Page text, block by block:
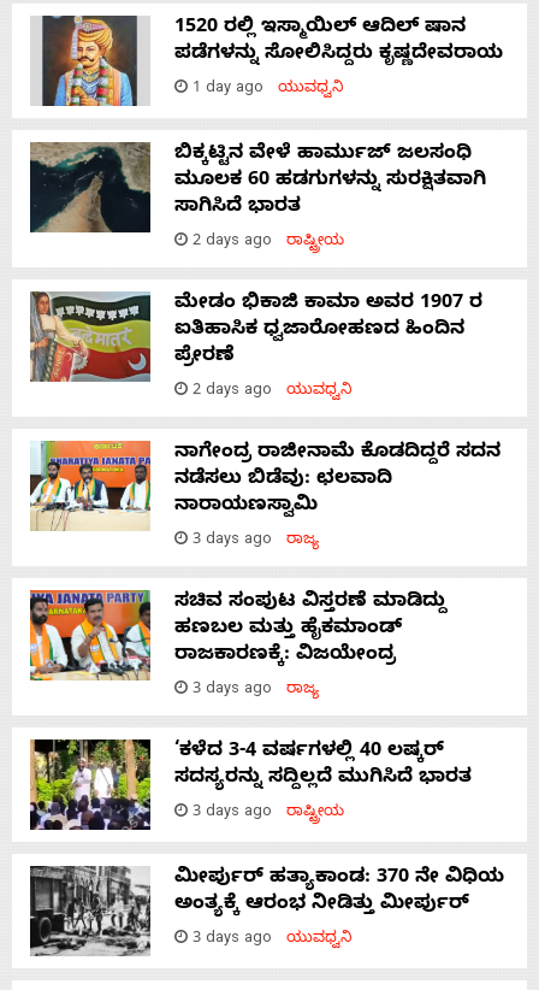
1520 ರಲ್ಲಿ ಇಸ್ಮಾಯಿಲ್ ಆದಿಲ್ ಷಾನ
ಪಡೆಗಳನ್ನು ಸೋಲಿಸಿದ್ದರು ಕೃಷ್ಣದೇವರಾಯ
1 day ago ಯುವಧ್ವನಿ
ಬಿಕ್ಕಟ್ಟಿನ ವೇಳೆ ಹಾರ್ಮುಜ್ ಜಲಸಂಧಿ
ಮೂಲಕ 60 ಹಡಗುಗಳನ್ನು ಸುರಕ್ಷಿತವಾಗಿ
ಸಾಗಿಸಿದೆ ಭಾರತ
2 days ago ರಾಷ್ಟ್ರೀಯ
ಮೇಡಂ ಭಿಕಾಜಿ ಕಾಮಾ ಅವರ 1907 ರ
ಐತಿಹಾಸಿಕ ಧ್ವಜಾರೋಹಣದ ಹಿಂದಿನ
ಪ್ರೇರಣೆ
2 days ago ಯುವಧ್ವನಿ
ನಾಗೇಂದ್ರ ರಾಜೀನಾಮೆ ಕೊಡದಿದ್ದರೆ ಸದನ
ನಡೆಸಲು ಬಿಡೆವು: ಛಲವಾದಿ
ನಾರಾಯಣಸ್ವಾಮಿ
3 days ago ರಾಜ್ಯ
ಸಚಿವ ಸಂಪುಟ ವಿಸ್ತರಣೆ ಮಾಡಿದ್ದು
ಹಣಬಲ ಮತ್ತು ಹೈಕಮಾಂಡ್
ರಾಜಕಾರಣಕ್ಕೆ: ವಿಜಯೇಂದ್ರ
3 days ago ರಾಜ್ಯ
‘ಕಳೆದ 3-4 ವರ್ಷಗಳಲ್ಲಿ 40 ಲಷ್ಕರ್
ಸದಸ್ಯರನ್ನು ಸದ್ದಿಲ್ಲದೆ ಮುಗಿಸಿದೆ ಭಾರತ
3 days ago ರಾಷ್ಟ್ರೀಯ
ಮೀರ್ಪುರ್ ಹತ್ಯಾಕಾಂಡ: 370 ನೇ ವಿಧಿಯ
ಅಂತ್ಯಕ್ಕೆ ಆರಂಭ ನೀಡಿತ್ತು ಮೀರ್ಪುರ್
3 days ago ಯುವಧ್ವನಿ